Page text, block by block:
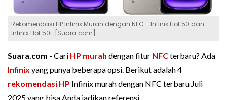
Rekomendasi HP Infinix Murah dengan NFC - Infinix Hot 50 dan
Infinix Hot 50i. [Suara.com]
Suara.com - Cari HP murah dengan fitur NFCterbaru? Ada
Infinix yang punya beberapa opsi. Berikut adalah 4
rekomendasi HP Infinix murah dengan NFC terbaru Juli
2025 yang bisa Anda jadikan referensi.